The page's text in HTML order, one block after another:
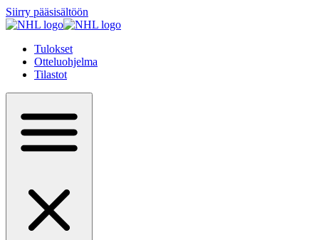
Siirry pääsisältöön
Tulokset
Otteluohjelma
Tilastot